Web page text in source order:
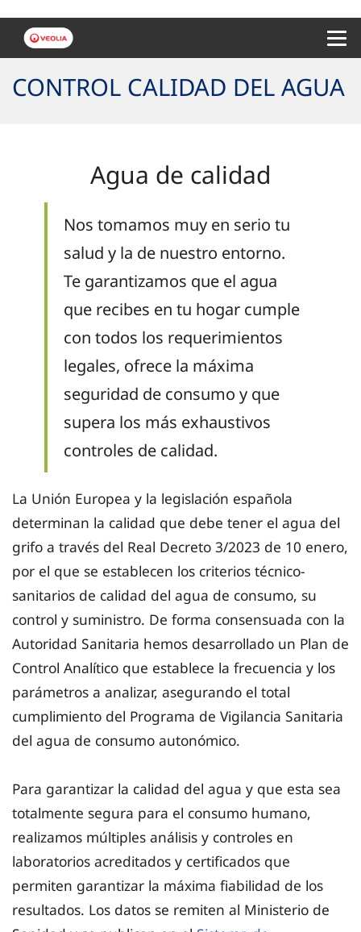
CONTROL CALIDAD DEL AGUA
Agua de calidad
Nos tomamos muy en serio tu
salud y la de nuestro entorno.
Te garantizamos que el agua
que recibes en tu hogar cumple
con todos los requerimientos
legales, ofrece la máxima
seguridad de consumo y que
supera los más exhaustivos
controles de calidad.
La Unión Europea y la legislación española
determinan la calidad que debe tener el agua del
grifo a través del Real Decreto 3/2023 de 10 enero,
por el que se establecen los criterios técnico-
sanitarios de calidad del agua de consumo, su
control y suministro. De forma consensuada con la
Autoridad Sanitaria hemos desarrollado un Plan de
Control Analítico que establece la frecuencia y los
parámetros a analizar, asegurando el total
cumplimiento del Programa de Vigilancia Sanitaria
del agua de consumo autonómico.
Para garantizar la calidad del agua y que esta sea
totalmente segura para el consumo humano,
realizamos múltiples análisis y controles en
laboratorios acreditados y certificados que
permiten garantizar la máxima fiabilidad de los
resultados. Los datos se remiten al Ministerio de